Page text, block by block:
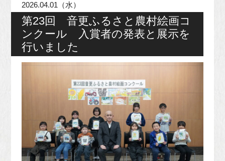
2026.04.01（水）
第23回 音更ふるさと農村絵画コ
ンクール 入賞者の発表と展示を
行いました